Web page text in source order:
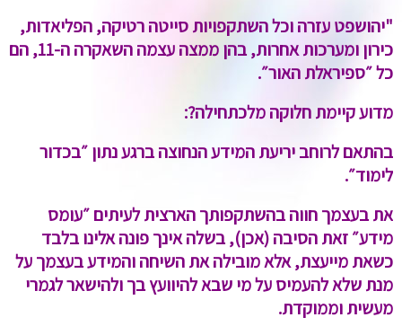
"יהושפט עזרה וכל השתקפויות סייטה רטיקה, הפליאדות,
כירון ומערכות אחרות, בהן ממצה עצמה השאקרה ה-11, הם
כל ״ספיראלת האור״.
מדוע קיימת חלוקה מלכתחילה?:
בהתאם לרוחב יריעת המידע הנחוצה ברגע נתון ״בכדור
לימוד״.
את בעצמך חווה בהשתקפותך הארצית לעיתים ״עומס
מידע״ זאת הסיבה (אכן), בשלה אינך פונה אלינו בלבד
כשאת מייעצת, אלא מובילה את השיחה והמידע בעצמך על
מנת שלא להעמיס על מי שבא להיוועץ בך ולהישאר לגמרי
מעשית וממוקדת.